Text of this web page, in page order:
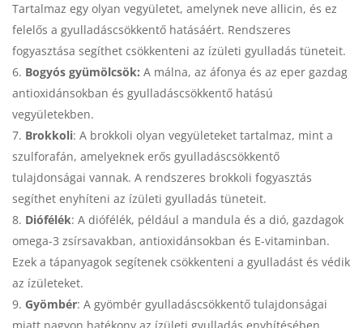
Tartalmaz egy olyan vegyületet, amelynek neve allicin, és ez
felelős a gyulladáscsökkentő hatásáért. Rendszeres
fogyasztása segíthet csökkenteni az ízületi gyulladás tüneteit.
Bogyós gyümölcsök: A málna, az áfonya és az eper gazdag
antioxidánsokban és gyulladáscsökkentő hatású
vegyületekben.
Brokkoli: A brokkoli olyan vegyületeket tartalmaz, mint a
szulforafán, amelyeknek erős gyulladáscsökkentő
tulajdonságai vannak. A rendszeres brokkoli fogyasztás
segíthet enyhíteni az ízületi gyulladás tüneteit.
Diófélék: A diófélék, például a mandula és a dió, gazdagok
omega-3 zsírsavakban, antioxidánsokban és E-vitaminban.
Ezek a tápanyagok segítenek csökkenteni a gyulladást és védik
az ízületeket.
Gyömbér: A gyömbér gyulladáscsökkentő tulajdonságai